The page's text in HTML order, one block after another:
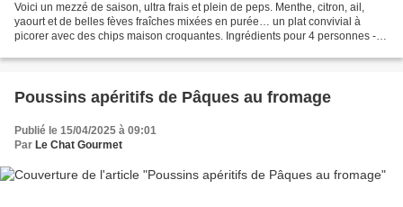
Voici un mezzé de saison, ultra frais et plein de peps. Menthe, citron, ail,
yaourt et de belles fèves fraîches mixées en purée… un plat convivial à
picorer avec des chips maison croquantes. Ingrédients pour 4 personnes - 1
Poussins apéritifs de Pâques au fromage
Publié le 15/04/2025 à 09:01
Par Le Chat Gourmet